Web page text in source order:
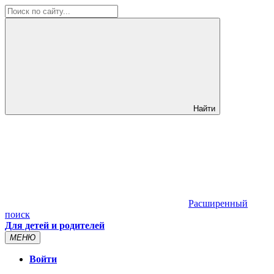
Найти
Расширенный
поиск
Для детей и родителей
МЕНЮ
Войти